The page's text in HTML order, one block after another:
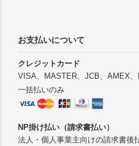
お支払いについて
クレジットカード
VISA、MASTER、JCB、AMEX
一括払いのみ
NP掛け払い（請求書払い）
法人・個人事業主向けの請求書後